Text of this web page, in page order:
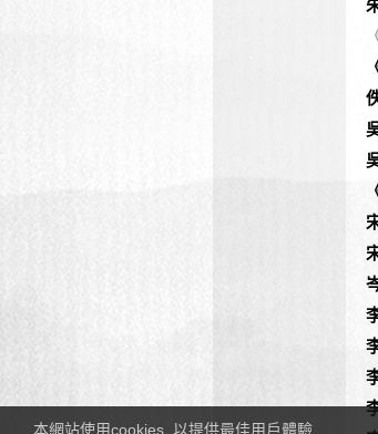
本網站使用cookies, 以提供最佳用戶體驗.